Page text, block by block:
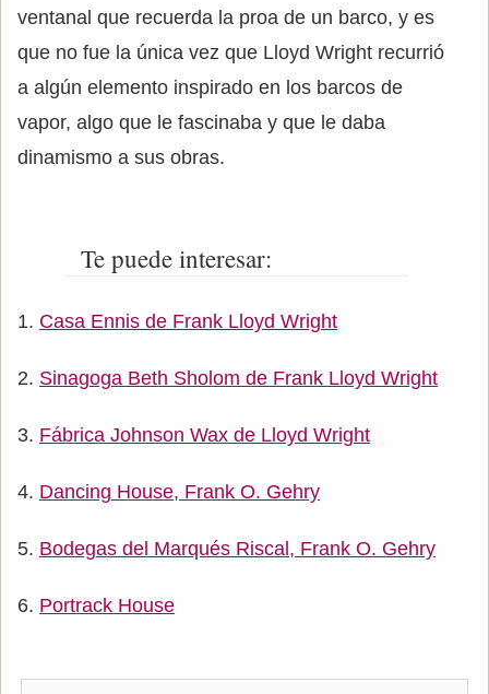
ventanal que recuerda la proa de un barco, y es
que no fue la única vez que Lloyd Wright recurrió
a algún elemento inspirado en los barcos de
vapor, algo que le fascinaba y que le daba
dinamismo a sus obras.
Te puede interesar:
Casa Ennis de Frank Lloyd Wright
Sinagoga Beth Sholom de Frank Lloyd Wright
Fábrica Johnson Wax de Lloyd Wright
Dancing House, Frank O. Gehry
Bodegas del Marqués Riscal, Frank O. Gehry
Portrack House